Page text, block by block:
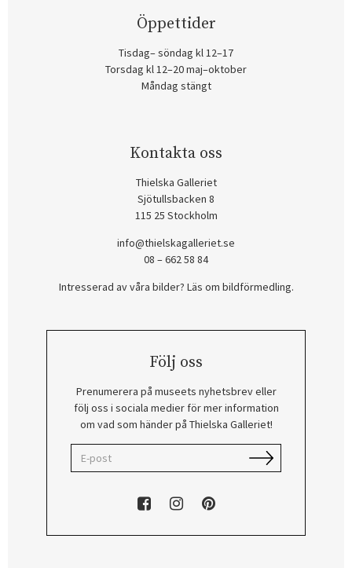
Öppettider
Tisdag– söndag kl 12–17
Torsdag kl 12–20 maj–oktober
Måndag stängt
Kontakta oss
Thielska Galleriet
Sjötullsbacken 8
115 25 Stockholm
info@thielskagalleriet.se
08 – 662 58 84
Intresserad av våra bilder? Läs om bildförmedling.
Följ oss
Prenumerera på museets nyhetsbrev eller
följ oss i sociala medier för mer information
om vad som händer på Thielska Galleriet!